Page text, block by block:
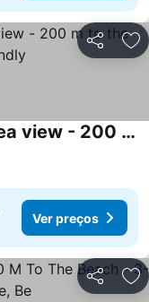
Partilhar
Fe-Where Birthstones with sea view - 200 m to the beach - Family friendly
Ver preços
Partilhar